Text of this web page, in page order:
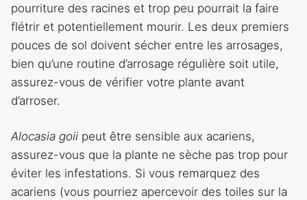
pourriture des racines et trop peu pourrait la faire
flétrir et potentiellement mourir. Les deux premiers
pouces de sol doivent sécher entre les arrosages,
bien qu’une routine d’arrosage régulière soit utile,
assurez-vous de vérifier votre plante avant
d’arroser.
Alocasia goii peut être sensible aux acariens,
assurez-vous que la plante ne sèche pas trop pour
éviter les infestations. Si vous remarquez des
acariens (vous pourriez apercevoir des toiles sur la